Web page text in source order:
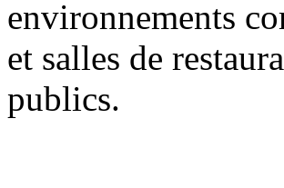
environnements
et salles de
publics.